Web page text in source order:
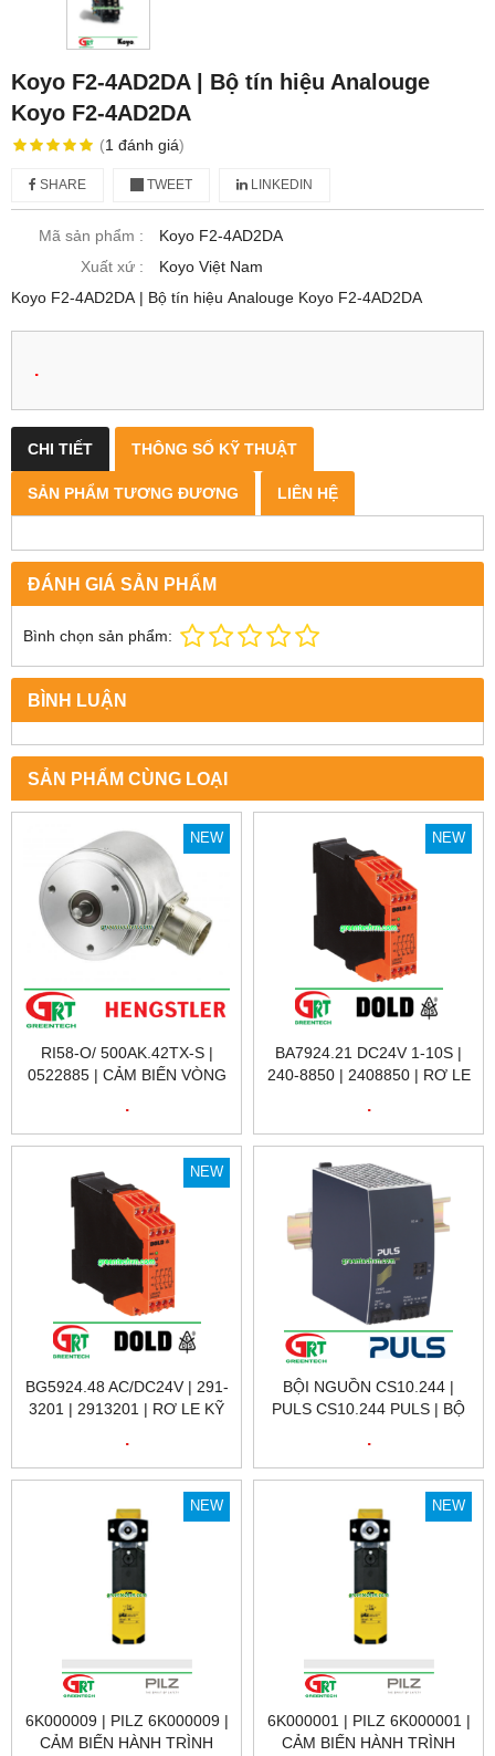
Koyo F2-4AD2DA | Bộ tín hiệu Analouge
Koyo F2-4AD2DA
(1 đánh giá)
SHARE TWEET LINKEDIN
Mã sản phẩm :
Koyo F2-4AD2DA
Xuất xứ :
Koyo Việt Nam
Koyo F2-4AD2DA | Bộ tín hiệu Analouge Koyo F2-4AD2DA
.
CHI TIẾT THÔNG SỐ KỸ THUẬT
SẢN PHẨM TƯƠNG ĐƯƠNG LIÊN HỆ
ĐÁNH GIÁ SẢN PHẨM
Bình chọn sản phẩm:
BÌNH LUẬN
SẢN PHẨM CÙNG LOẠI
NEW
RI58-O/ 500AK.42TX-S |
0522885 | CẢM BIẾN VÒNG
.
NEW
BA7924.21 DC24V 1-10S |
240-8850 | 2408850 | RƠ LE
.
NEW
BG5924.48 AC/DC24V | 291-
3201 | 2913201 | RƠ LE KỸ
.
BỘI NGUỒN CS10.244 |
PULS CS10.244 PULS | BỘ
.
NEW
6K000009 | PILZ 6K000009 |
CẢM BIẾN HÀNH TRÌNH
NEW
6K000001 | PILZ 6K000001 |
CẢM BIẾN HÀNH TRÌNH